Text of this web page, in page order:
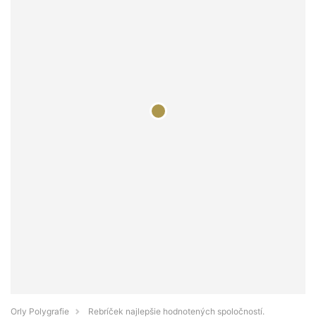
Orly Polygrafie
Rebríček najlepšie hodnotených spoločností.